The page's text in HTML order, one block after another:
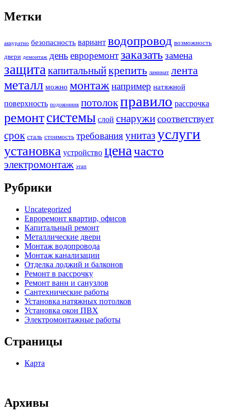
Метки
аккуратно безопасность вариант водопровод возможность
двери демонтаж день евроремонтзаказатьзамена
защитакапитальныйкрепить ламинат лента
металл можно монтажнапример натяжной
поверхность подоконник потолокправило рассрочка
ремонтсистемы слой снаружисоответствует
срок сталь стоимость требованияунитазуслуги
установка устройство ценачасто
электромонтаж этап
Рубрики
Uncategorized
Евроремонт квартир, офисов
Капитальный ремонт
Металлические двери
Монтаж водопровода
Монтаж канализации
Отделка лоджий и балконов
Ремонт в рассрочку
Ремонт ванн и санузлов
Сантехнические работы
Установка натяжных потолков
Установка окон ПВХ
Электромонтажные работы
Страницы
Карта
Архивы